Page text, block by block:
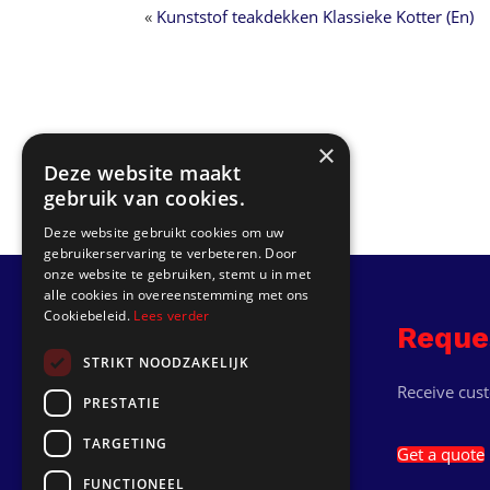
« Kunststof teakdekken Klassieke Kotter (En)
info@jachtwerk.com
06 5433 8390
Receive
Get a quote
×
Deze website maakt
gebruik van cookies.
Deze website gebruikt cookies om uw
gebruikerservaring te verbeteren. Door
onze website te gebruiken, stemt u in met
alle cookies in overeenstemming met ons
Cookiebeleid. Lees verder
STRIKT NOODZAKELIJK
PRESTATIE
TARGETING
FUNCTIONEEL